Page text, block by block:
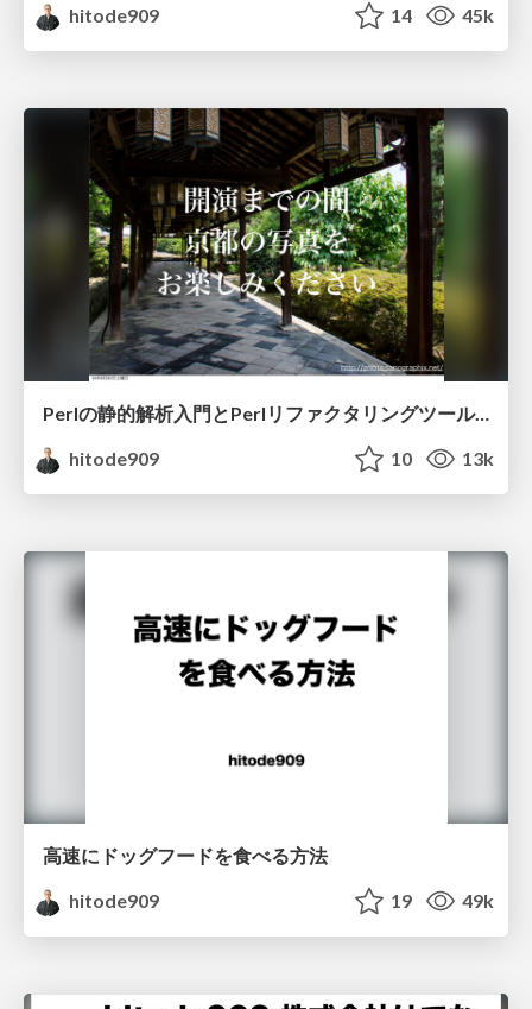
hitode909 14 45k
Perlの静的解析入門とPerlリファクタリングツールApp::PRTのご紹介
hitode909
10 13k
高速にドッグフードを食べる方法
hitode909
19 49k